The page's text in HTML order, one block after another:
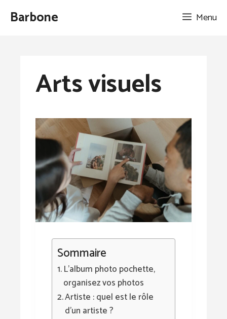
AllerBarbone Menu
Arts visuels
Sommaire
L’album photo pochette,
organisez vos photos
Artiste : quel est le rôle
d’un artiste ?